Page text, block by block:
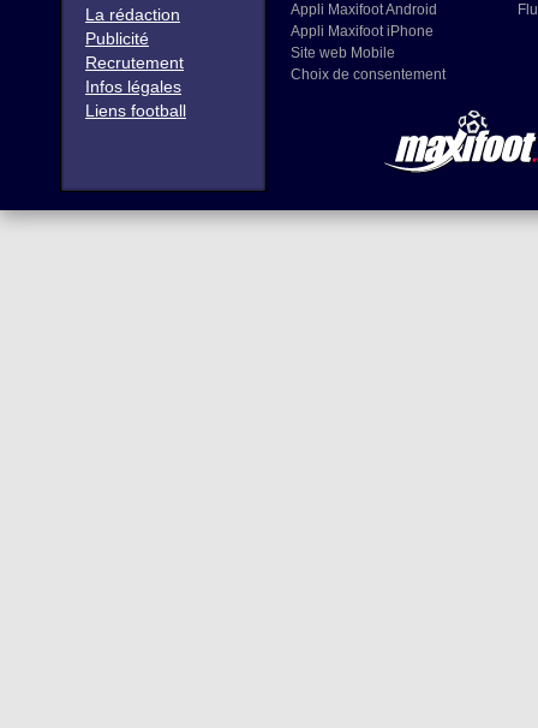
La rédaction
Publicité
Recrutement
Infos légales
Liens football
Appli Maxifoot Android
Appli Maxifoot iPhone
Site web Mobile
Choix de consentement